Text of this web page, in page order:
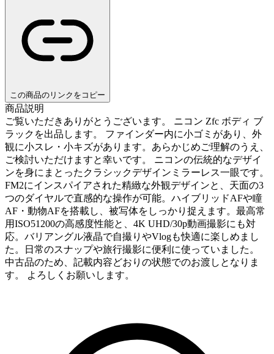
この商品のリンクをコピー
商品説明
ご覧いただきありがとうございます。 ニコン Zfc ボディ ブ
ラックを出品します。 ファインダー内に小ゴミがあり、外
観に小スレ・小キズがあります。あらかじめご理解のうえ、
ご検討いただけますと幸いです。 ニコンの伝統的なデザイ
ンを身にまとったクラシックデザインミラーレス一眼です。
FM2にインスパイアされた精緻な外観デザインと、天面の3
つのダイヤルで直感的な操作が可能。ハイブリッドAFや瞳
AF・動物AFを搭載し、被写体をしっかり捉えます。最高常
用ISO51200の高感度性能と、4K UHD/30p動画撮影にも対
応。バリアングル液晶で自撮りやVlogも快適に楽しめまし
た。日常のスナップや旅行撮影に便利に使っていました。
中古品のため、記載内容どおりの状態でのお渡しとなりま
す。 よろしくお願いします。